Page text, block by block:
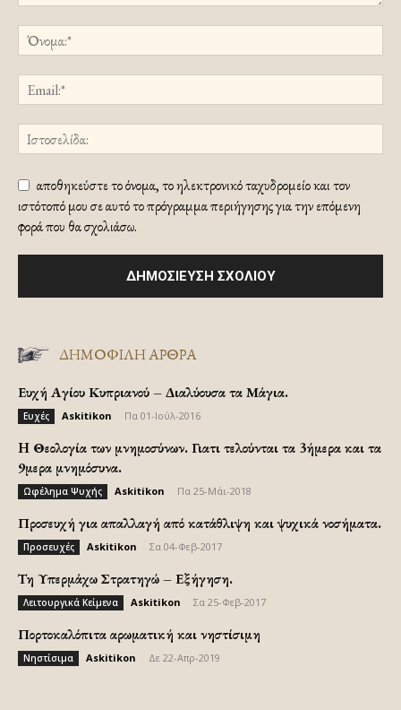
αποθηκεύστε το όνομα, το ηλεκτρονικό ταχυδρομείο και τον
ιστότοπό μου σε αυτό το πρόγραμμα περιήγησης για την επόμενη
φορά που θα σχολιάσω.
ΔΗΜΟΦΙΛΗ ΑΡΘΡΑ
Ευχή Αγίου Κυπριανού – Διαλύουσα τα Μάγια.
Ευχές Askitikon Πα 01-Ιούλ-2016
H Θεολογία των μνημοσύνων. Γιατι τελούνται τα 3ήμερα και τα
9μερα μνημόσυνα.
Ωφέλημα Ψυχής Askitikon Πα 25-Μάι-2018
Προσευχή για απαλλαγή από κατάθλιψη και ψυχικά νοσήματα.
Προσευχές Askitikon Σα 04-Φεβ-2017
Τη Υπερμάχω Στρατηγώ – Εξήγηση.
Λειτουργικά Κείμενα Askitikon Σα 25-Φεβ-2017
Πορτοκαλόπιτα αρωματική και νηστίσιμη
Νηστίσιμα Askitikon Δε 22-Απρ-2019